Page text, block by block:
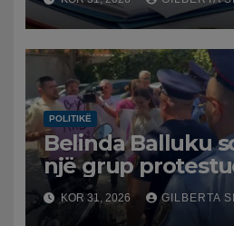
POLITIKË
Belinda Balluku
një grup
grumbullohen
Prokurorisë së
KOR 31, 2026 GILBERTA